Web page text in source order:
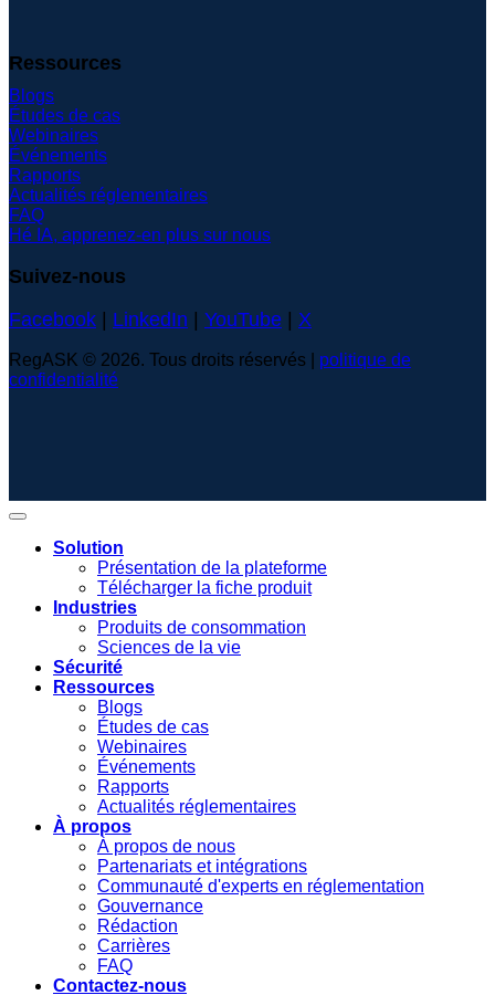
Ressources
Blogs
Études de cas
Webinaires
Événements
Rapports
Actualités réglementaires
FAQ
Hé IA, apprenez-en plus sur nous
Suivez-nous
Facebook | LinkedIn | YouTube | X
RegASK © 2026. Tous droits réservés | politique de
confidentialité
Solution
Présentation de la plateforme
Télécharger la fiche produit
Industries
Produits de consommation
Sciences de la vie
Sécurité
Ressources
Blogs
Études de cas
Webinaires
Événements
Rapports
Actualités réglementaires
À propos
À propos de nous
Partenariats et intégrations
Communauté d'experts en réglementation
Gouvernance
Rédaction
Carrières
FAQ
Contactez-nous